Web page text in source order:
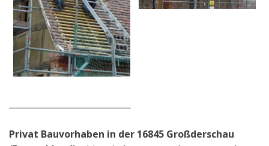
Privat Bauvorhaben in der 16845 Großderschau